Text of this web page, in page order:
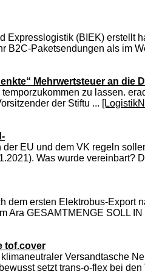
Expresslogistik (BIEK)
B2C-Paketsendungen als im
Mehrwertsteuer an die
zu lassen.
der Stiftu ...
EU und dem VK regeln
Was wurde vereinbart?
ersten Elektrobus-
Ara GESAMTMENGE SOLL
tof.cover
Versandtasche
setzt trans-o-flex bei den